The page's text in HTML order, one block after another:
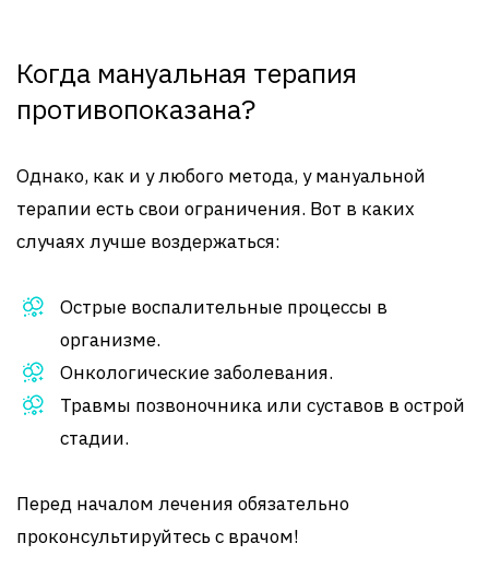
Когда мануальная терапия
противопоказана?
Однако, как и у любого метода, у мануальной
терапии есть свои ограничения. Вот в каких
случаях лучше воздержаться:
Острые воспалительные процессы в
организме.
Онкологические заболевания.
Травмы позвоночника или суставов в острой
стадии.
Перед началом лечения обязательно
проконсультируйтесь с врачом!